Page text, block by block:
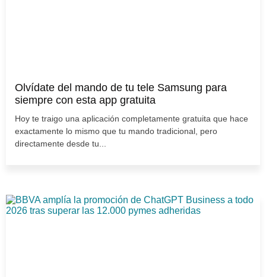
Olvídate del mando de tu tele Samsung para
siempre con esta app gratuita
Hoy te traigo una aplicación completamente gratuita que hace
exactamente lo mismo que tu mando tradicional, pero
directamente desde tu...